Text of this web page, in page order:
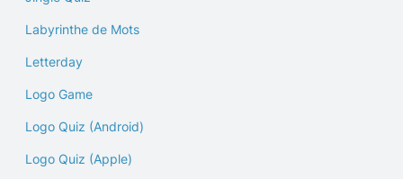
Labyrinthe de Mots
Letterday
Logo Game
Logo Quiz (Android)
Logo Quiz (Apple)